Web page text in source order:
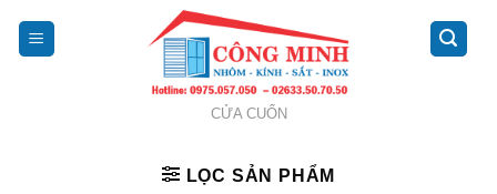
CỬA CUỐN
LỌC SẢN PHẨM